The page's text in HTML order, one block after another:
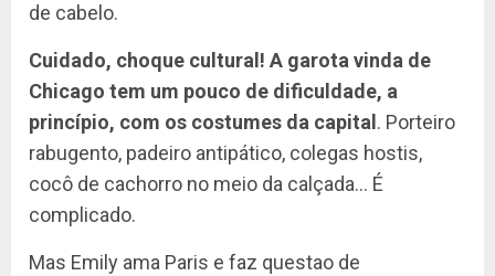
de cabelo.
Cuidado, choque cultural! A garota vinda de
Chicago tem um pouco de dificuldade, a
princípio, com os costumes da capital . Porteiro
rabugento, padeiro antipático, colegas hostis,
cocô de cachorro no meio da calçada… É
complicado.
Mas Emily ama Paris e faz questao de